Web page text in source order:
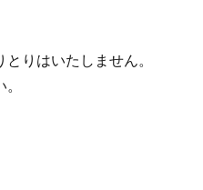
りはいたしません。